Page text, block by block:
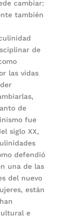
cambiar:
también
de
las vidas
de
fue
siglo XX,
defendió
una de las
del nuevo
están
e